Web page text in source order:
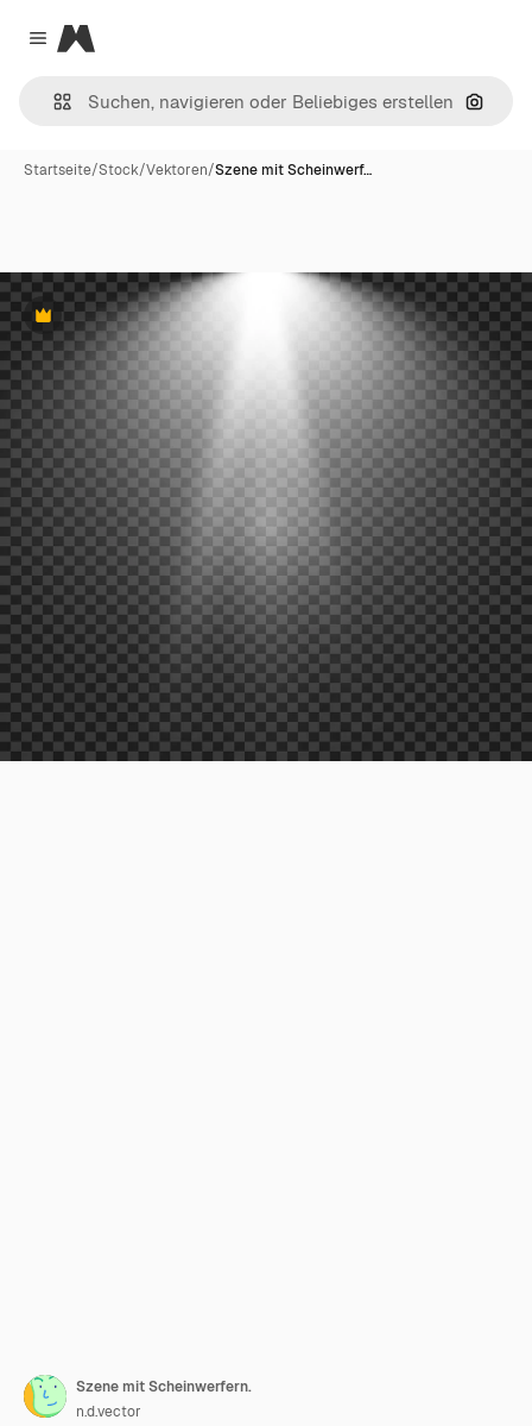
Close menu
Magnific
Nach
Startseite/Stock/Vektoren/Szene mit Scheinwerf…
Premium
Szene mit Scheinwerfern.
n.d.vector